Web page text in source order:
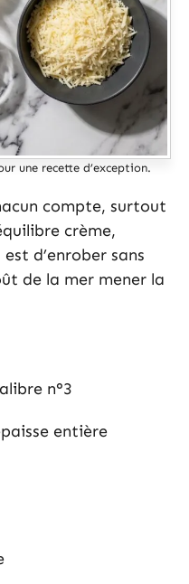
une recette d’exception.
compte, surtout
crème,
d’enrober sans
de la mer mener la
n°3
entière